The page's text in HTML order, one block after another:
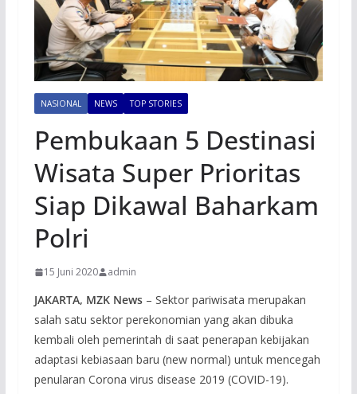
NASIONAL NEWS TOP STORIES
Pembukaan 5 Destinasi
Wisata Super Prioritas
Siap Dikawal Baharkam
Polri
15 Juni 2020 admin
JAKARTA, MZK News– Sektor pariwisata merupakan
salah satu sektor perekonomian yang akan dibuka
kembali oleh pemerintah di saat penerapan kebijakan
adaptasi kebiasaan baru (new normal) untuk mencegah
penularan Corona virus disease 2019 (COVID-19).